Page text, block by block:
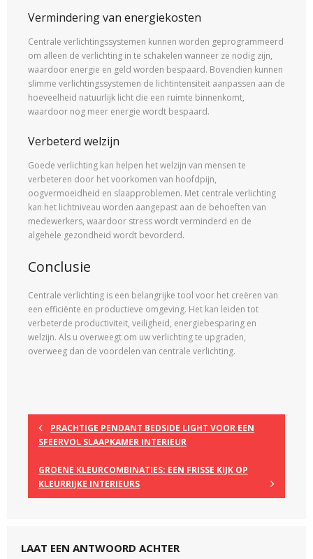
Vermindering van energiekosten
Centrale verlichtingssystemen kunnen worden geprogrammeerd
om alleen de verlichting in te schakelen wanneer ze nodig zijn,
waardoor energie en geld worden bespaard. Bovendien kunnen
slimme verlichtingssystemen de lichtintensiteit aanpassen aan de
hoeveelheid natuurlijk licht die een ruimte binnenkomt,
waardoor nog meer energie wordt bespaard.
Verbeterd welzijn
Goede verlichting kan helpen het welzijn van mensen te
verbeteren door het voorkomen van hoofdpijn,
oogvermoeidheid en slaapproblemen. Met centrale verlichting
kan het lichtniveau worden aangepast aan de behoeften van
medewerkers, waardoor stress wordt verminderd en de
algehele gezondheid wordt bevorderd.
Conclusie
Centrale verlichting is een belangrijke tool voor het creëren van
een efficiënte en productieve omgeving. Het kan leiden tot
verbeterde productiviteit, veiligheid, energiebesparing en
welzijn. Als u overweegt om uw verlichting te upgraden,
overweeg dan de voordelen van centrale verlichting.
PRACHTIGE PENDANT BEDSIDE LIGHT VOOR EEN
SFEERVOL SLAAPKAMER INTERIEUR
GROENE KLEURCOMBINATIES: EEN FRISSE KIJK OP
KLEURRIJKE INTERIEURS
LAAT EEN ANTWOORD ACHTER